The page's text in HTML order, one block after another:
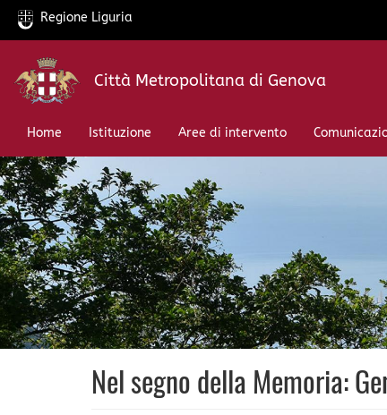
Salta
contenuto
Regione Liguria
Città Metropolitana di Genova
Home
Istituzione Aree di intervento
Nel segno della Memoria: